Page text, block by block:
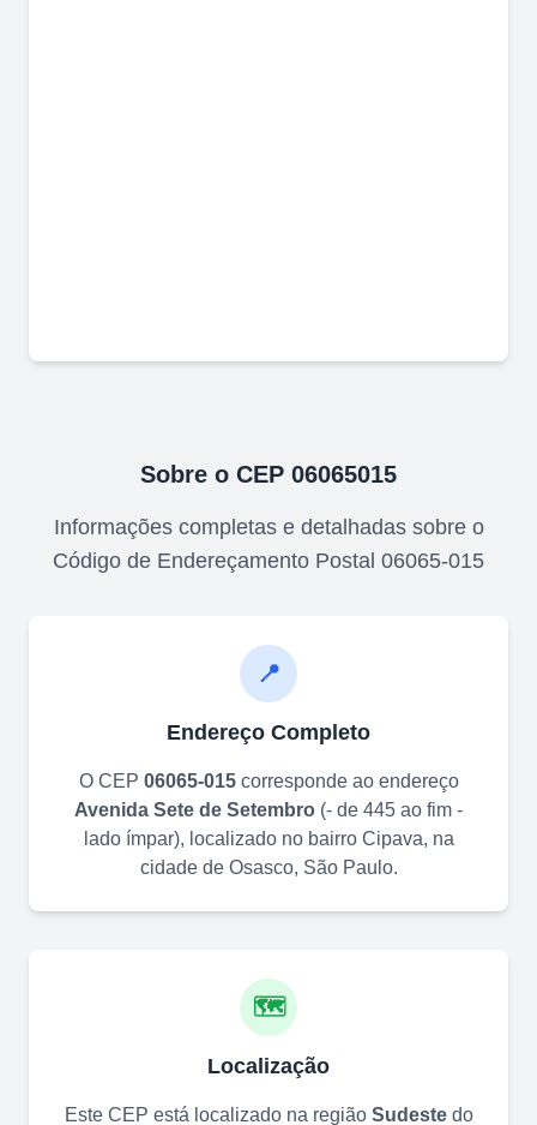
Sobre o CEP 06065015
Informações completas e detalhadas sobre o
Código de Endereçamento Postal 06065-015
📍
Endereço Completo
O CEP 06065-015corresponde ao endereço
Avenida Sete de Setembro (- de 445 ao fim -
lado ímpar), localizado no bairro Cipava, na
cidade de Osasco, São Paulo.
🗺️
Localização
Este CEP está localizado na região Sudestedo